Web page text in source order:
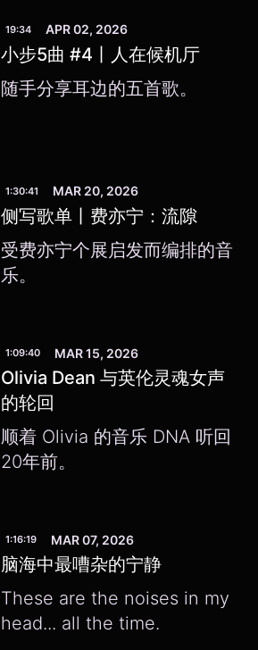
19:34 APR 02, 2026
小步5曲 #4丨人在候机厅
随手分享耳边的五首歌。
1:30:41 MAR 20, 2026
侧写歌单丨费亦宁：流隙
受费亦宁个展启发而编排的音
乐。
1:09:40 MAR 15, 2026
Olivia Dean 与英伦灵魂女声
的轮回
顺着 Olivia 的音乐 DNA 听回
20年前。
1:16:19 MAR 07, 2026
脑海中最嘈杂的宁静
These are the noises in my
head... all the time.